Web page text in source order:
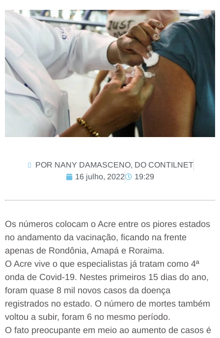
POR NANY DAMASCENO, DO CONTILNET
16 julho, 2022
19:29
Os números colocam o Acre entre os piores estados
no andamento da vacinação, ficando na frente
apenas de Rondônia, Amapá e Roraima.
O Acre vive o que especialistas já tratam como 4ª
onda de Covid-19. Nestes primeiros 15 dias do ano,
foram quase 8 mil novos casos da doença
registrados no estado. O número de mortes também
voltou a subir, foram 6 no mesmo período.
O fato preocupante em meio ao aumento de casos é